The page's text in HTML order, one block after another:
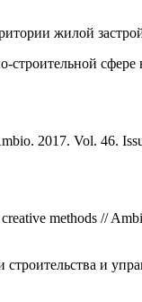
жилой
сфере
2017. Vol. 46.
methods //
строительства и